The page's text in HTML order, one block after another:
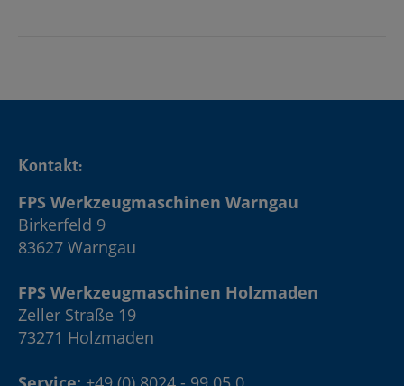
Kontakt:
FPS Werkzeugmaschinen Warngau
Birkerfeld 9
83627 Warngau
FPS Werkzeugmaschinen Holzmaden
Zeller Straße 19
73271 Holzmaden